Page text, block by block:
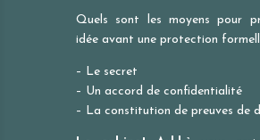
Quels sont les moyens pour
idée avant une protection
– Le secret
– Un accord de confidentialité
– La constitution de preuves de